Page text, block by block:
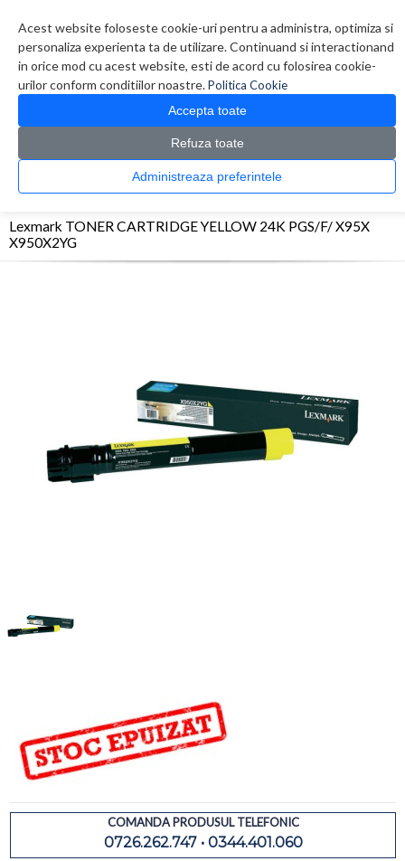
Acest website foloseste cookie-uri pentru a administra, optimiza si
personaliza experienta ta de utilizare. Continuand si interactionand
in orice mod cu acest website, esti de acord cu folosirea cookie-
urilor conform conditiilor noastre.Politica Cookie
Accepta toate
Refuza toate
Administreaza preferintele
0 produs(e)
CATALOG PRODUSE
Consumabile originale > Toner > Lexmark TONER CARTRIDGE
Lexmark TONER CARTRIDGE YELLOW 24K PGS/F/ X95X
X950X2YG
COMANDA PRODUSUL TELEFONIC
0726.262.747 • 0344.401.060